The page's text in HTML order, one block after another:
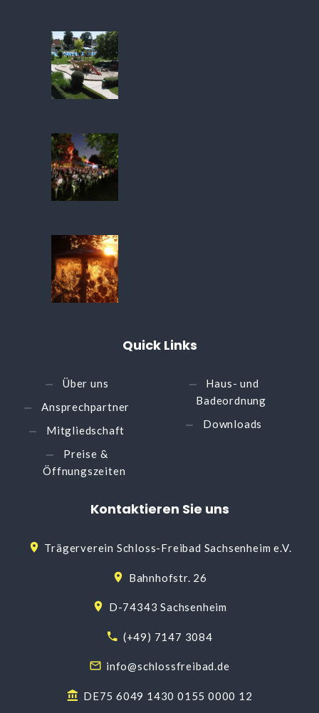
Quick Links
Über uns
Ansprechpartner
Mitgliedschaft
Preise &
Öffnungszeiten
Haus- und
Badeordnung
Downloads
Kontaktieren Sie uns
Trägerverein Schloss-Freibad Sachsenheim e.V.
Bahnhofstr. 26
D-74343 Sachsenheim
(+49) 7147 3084
info@schlossfreibad.de
DE75 6049 1430 0155 0000 12